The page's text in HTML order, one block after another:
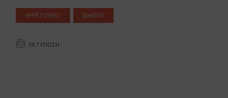
APPETIZERS BAKERY
ΕΚΤΎΠΩΣΗ